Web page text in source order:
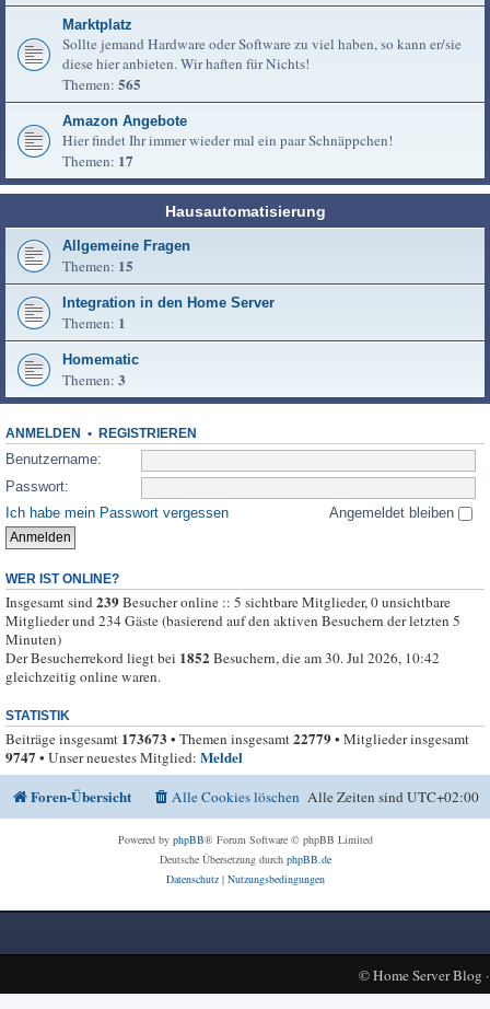
Marktplatz
Sollte jemand Hardware oder Software zu viel haben, so kann er/sie
diese hier anbieten. Wir haften für Nichts!
Themen: 565
Amazon Angebote
Hier findet Ihr immer wieder mal ein paar Schnäppchen!
Themen: 17
Hausautomatisierung
Allgemeine Fragen
Themen: 15
Integration in den Home Server
Themen: 1
Homematic
Themen: 3
ANMELDEN • REGISTRIEREN
Benutzername:
Passwort:
Ich habe mein Passwort vergessen
Angemeldet bleiben
WER IST ONLINE?
Insgesamt sind239Besucher online :: 5 sichtbare Mitglieder, 0 unsichtbare
Mitglieder und 234 Gäste (basierend auf den aktiven Besuchern der letzten 5
Minuten)
Der Besucherrekord liegt bei 1852Besuchern, die am 30. Jul 2026, 10:42
gleichzeitig online waren.
STATISTIK
Beiträge insgesamt 173673 • Themen insgesamt22779• Mitglieder insgesamt
9747• Unser neuestes Mitglied: Meldel
Foren-Übersicht
Alle Zeiten sindUTC+02:00
Alle Cookies löschen
Powered by phpBB® Forum Software © phpBB Limited
Deutsche Übersetzung durch phpBB.de
Datenschutz| Nutzungsbedingungen
©Home Server Blog